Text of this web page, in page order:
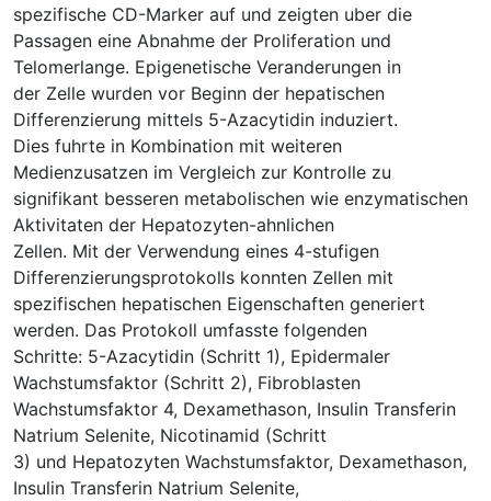
spezifische CD-Marker auf und zeigten uber die
Passagen eine Abnahme der Proliferation und
Telomerlange. Epigenetische Veranderungen in
der Zelle wurden vor Beginn der hepatischen
Differenzierung mittels 5-Azacytidin induziert.
Dies fuhrte in Kombination mit weiteren
Medienzusatzen im Vergleich zur Kontrolle zu
signifikant besseren metabolischen wie enzymatischen
Aktivitaten der Hepatozyten-ahnlichen
Zellen. Mit der Verwendung eines 4-stufigen
Differenzierungsprotokolls konnten Zellen mit
spezifischen hepatischen Eigenschaften generiert
werden. Das Protokoll umfasste folgenden
Schritte: 5-Azacytidin (Schritt 1), Epidermaler
Wachstumsfaktor (Schritt 2), Fibroblasten
Wachstumsfaktor 4, Dexamethason, Insulin Transferin
Natrium Selenite, Nicotinamid (Schritt
3) und Hepatozyten Wachstumsfaktor, Dexamethason,
Insulin Transferin Natrium Selenite,